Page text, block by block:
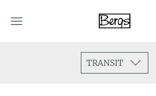
TRANSIT